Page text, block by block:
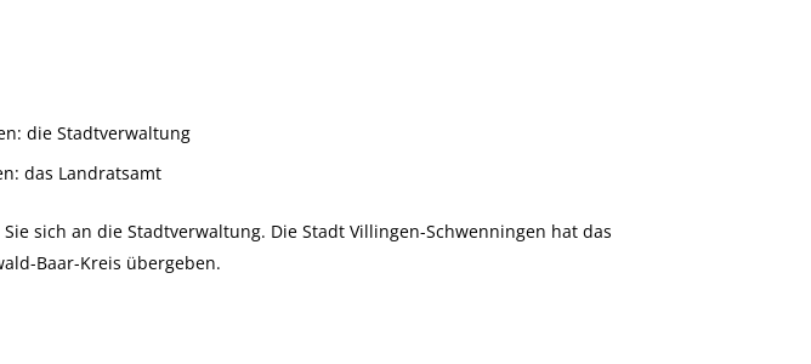
die Stadtverwaltung
das Landratsamt
sich an die Stadtverwaltung. Die Stadt Villingen-Schwenningen hat das
Baar-Kreis übergeben.